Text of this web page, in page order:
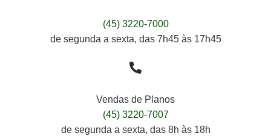
(45) 3220-7000
de segunda a sexta, das 7h45 às 17h45
Vendas de Planos
(45) 3220-7007
de segunda a sexta, das 8h às 18h